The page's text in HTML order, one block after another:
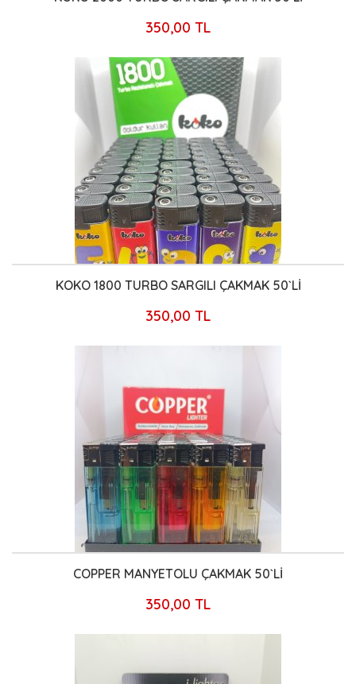
350,00 TL
KOKO 1800 TURBO SARGILI ÇAKMAK 50`Lİ
350,00 TL
COPPER MANYETOLU ÇAKMAK 50`Lİ
350,00 TL